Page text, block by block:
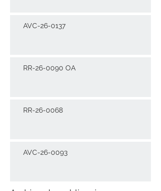
AVC-26-0137
RR-26-0090 OA
RR-26-0068
AVC-26-0093